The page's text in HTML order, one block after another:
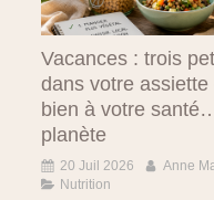
Vacances : trois
dans votre assiette
bien à votre
planète
20 Juil 2026
Anne
Nutrition